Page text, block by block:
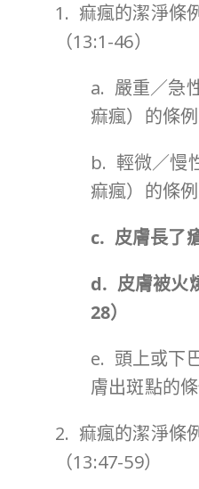
1. 痲瘋的潔淨條
（13:1-46）
a. 嚴重／急
痲瘋）的條例
b. 輕微／慢
痲瘋）的條例
c. 皮膚長了
d. 皮膚被火
28）
e. 頭上或下
膚出斑點的
2. 痲瘋的潔淨條
（13:47-59）